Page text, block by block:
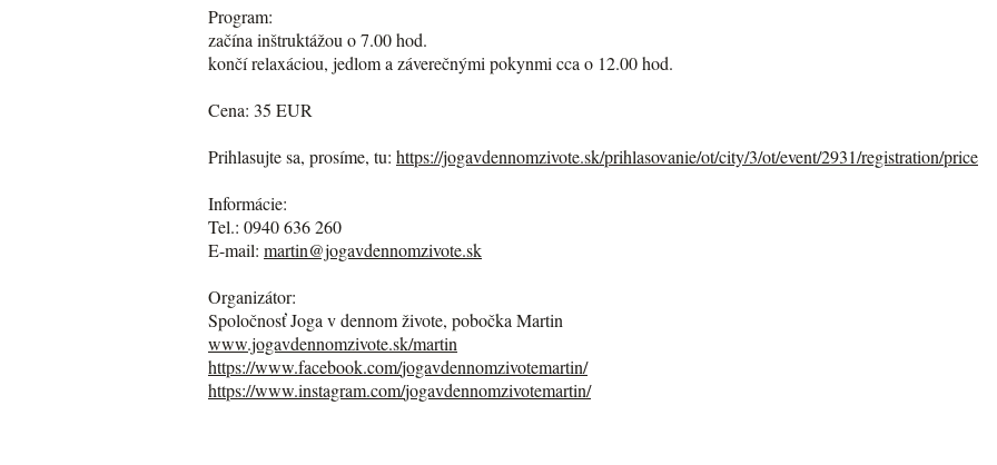
Program:
začína inštruktážou o 7.00 hod.
končí relaxáciou, jedlom a záverečnými pokynmi cca o 12.00 hod.
Cena: 35 EUR
Prihlasujte sa, prosíme, tu: https://jogavdennomzivote.sk/prihlasovanie/ot/city/3/ot/event/2931/registration/price
Informácie:
Tel.: 0940 636 260
E-mail: martin@jogavdennomzivote.sk
Organizátor:
Spoločnosť Joga v dennom živote, pobočka Martin
www.jogavdennomzivote.sk/martin
https://www.facebook.com/jogavdennomzivotemartin/
https://www.instagram.com/jogavdennomzivotemartin/